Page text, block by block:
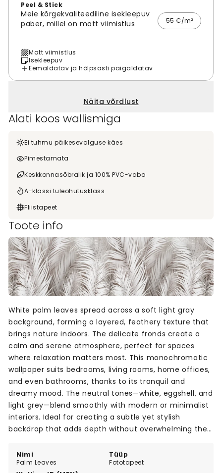
Peel & Stick
Meie kõrgekvaliteediline isekleepuv
paber, millel on matt viimistlus
55 €/m²
Matt viimistlus
Isekleepuv
Eemaldatav ja hõlpsasti paigaldatav
Näita võrdlust
Alati koos wallismiga
Ei tuhmu päikesevalguse käes
Pimestamata
Keskkonnasõbralik ja 100% PVC-vaba
A-klassi tuleohutusklass
Fliistapeet
Toote info
Nimi
Palm Leaves
Tüüp
Fototapeet
White palm leaves spread across a soft light gray
background, forming a layered, feathery texture that
brings nature indoors. The delicate fronds create a
calm and serene atmosphere, perfect for spaces
where relaxation matters most. This monochromatic
wallpaper suits bedrooms, living rooms, home offices,
and even bathrooms, thanks to its tranquil and
dreamy mood. The neutral tones—white, eggshell, and
light grey—blend smoothly with modern or minimalist
interiors. Ideal for creating a subtle yet stylish
backdrop that adds depth without overwhelming the
peaceful and natural wall design.